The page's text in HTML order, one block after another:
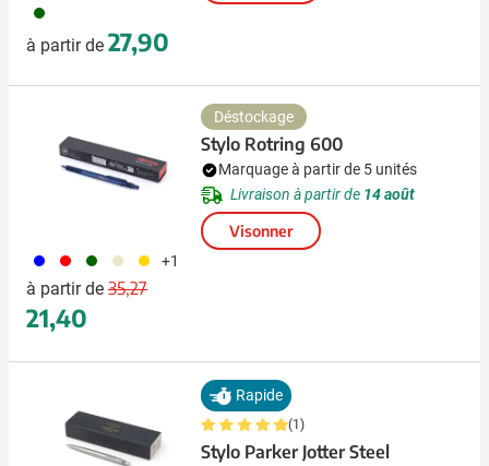
060
à partir de 27,90
005 008 060 605 031 +1
à partir de Prix normal
35,27
21,40
Déstockage
Stylo Rotring 600
Marquage à partir de 5 unités
Livraison à partir de 14 août
Visonner
Rapide
(1)
Stylo Parker Jotter Steel